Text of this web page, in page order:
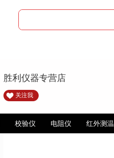
胜利仪器专营店
关注我
校验仪 电阻仪 红外测温